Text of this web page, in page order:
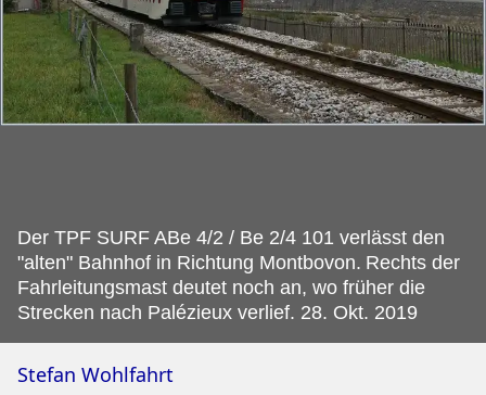
Der TPF SURF ABe 4/2 / Be 2/4 101 verlässt den
"alten" Bahnhof in Richtung Montbovon. Rechts der
Fahrleitungsmast deutet noch an, wo früher die
Strecken nach Palézieux verlief. 28. Okt. 2019
Stefan Wohlfahrt